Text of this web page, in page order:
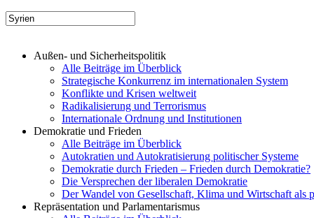
Außen- und Sicherheitspolitik
Alle Beiträge im Überblick
Strategische Konkurrenz im internationalen System
Konflikte und Krisen weltweit
Radikalisierung und Terrorismus
Internationale Ordnung und Institutionen
Demokratie und Frieden
Alle Beiträge im Überblick
Autokratien und Autokratisierung politischer Systeme
Demokratie durch Frieden – Frieden durch Demokratie?
Die Versprechen der liberalen Demokratie
Der Wandel von Gesellschaft, Klima und Wirtschaft als
Repräsentation und Parlamentarismus